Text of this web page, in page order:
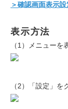
＞確認画面表示設
表示方法
（1）メニューを
（2）「設定」を